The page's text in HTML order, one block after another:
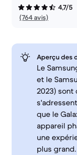
4,7/5
(764 avis)
Aperçu des
Le
et le
2023) sont
que le
appareil
une
plus